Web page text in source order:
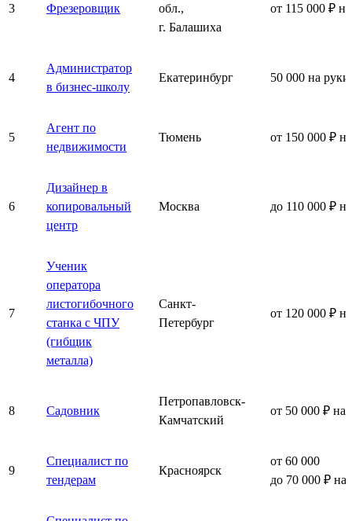
3 Фрезеровщик
обл.,
г. Балашиха
от 115 000 ₽
4
Администратор
в бизнес-школу
Екатеринбург 50 000 на руки
5
Агент по
недвижимости
Тюмень от 150 000 ₽
6
Дизайнер в
копировальный
центр
Москва до 110 000 ₽
7
Ученик
оператора
листогибочного
станка с ЧПУ
(гибщик
металла)
Санкт-
Петербург
от 120 000 ₽
8 Садовник
Петропавловск-
Камчатский
от 50 000 ₽ на
9
Специалист по
тендерам
Красноярск
от 60 000
до 70 000 ₽ на